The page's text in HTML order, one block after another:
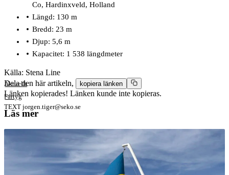
Co, Hardinxveld, Holland
Längd: 130 m
Bredd: 23 m
Djup: 5,6 m
Kapacitet: 1 538 längdmeter
Källa: Stena Line
Aktuellt
Fartyg
TEXT jorgen.tiger@seko.se
Dela den här artikeln, kopiera länken
Länken kopierades! Länken kunde inte kopieras.
Läs mer